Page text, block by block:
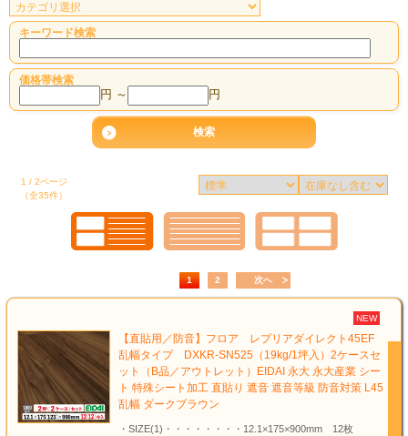
キーワード検索
価格帯検索
円 ～ 円
1 / 2ページ
（全35件）
1 2 次へ
NEW
【直貼用／防音】フロア レプリアダイレクト45EF
乱幅タイプ DXKR-SN525（19kg/1坪入）2ケースセ
ット（B品／アウトレット）EIDAI 永大 永大産業 シー
ト 特殊シート加工 直貼り 遮音 遮音等級 防音対策 L45
乱幅 ダークブラウン
・SIZE(1)・・・・・・・・12.1×175×900mm 12枚